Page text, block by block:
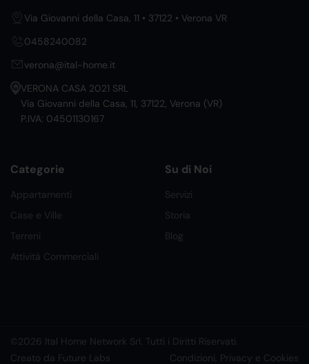
Via Giovanni della Casa, 11 • 37122 • Verona VR
0458240082
verona@ital-home.it
VERONA CASA 2021 SRL
Via Giovanni della Casa, 11, 37122, Verona (VR)
P.IVA: 04501130167
Categorie
Appartamenti
Case e Ville
Terreni
Attività Commerciali
Su di Noi
Servizi
Storia
Blog
©2026 Ital Home Network Srl. Tutti i Diritti Riservati.
Creato da Future Labs
Condizioni, Privacy e Cookies